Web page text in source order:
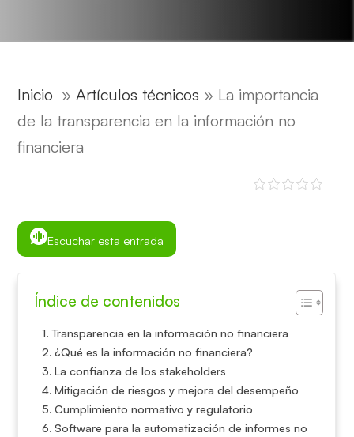
Inicio »Artículos técnicos » La importancia
de la transparencia en la información no
financiera
Escuchar esta entrada
Índice de contenidos
Transparencia en la información no financiera
¿Qué es la información no financiera?
La confianza de los stakeholders
Mitigación de riesgos y mejora del desempeño
Cumplimiento normativo y regulatorio
Software para la automatización de informes no